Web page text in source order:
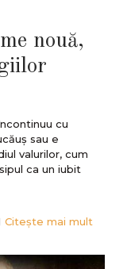
nouă,
cu
sau e
valurilor, cum
ca un iubit
Citește mai mult